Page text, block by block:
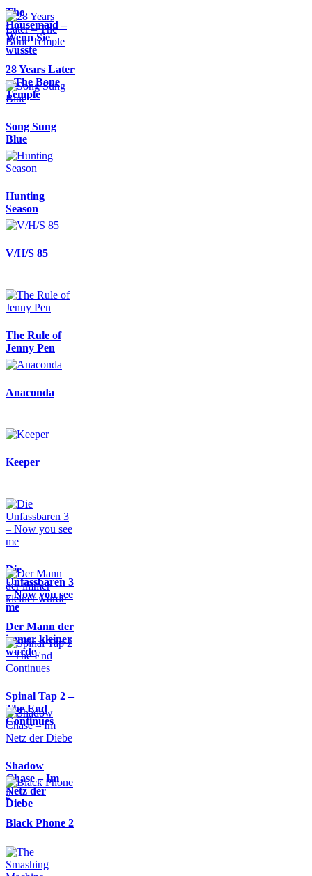
The
Housemaid –
Wenn Sie
wüsste
28 Years Later
– The Bone
Temple
Song Sung
Blue
Hunting
Season
V/H/S 85
The Rule of
Jenny Pen
Anaconda
Keeper
Die
Unfassbaren 3
– Now you see
me
Der Mann der
immer kleiner
wurde
Spinal Tap 2 –
The End
Continues
Shadow
Chase – Im
Netz der
Diebe
Black Phone 2